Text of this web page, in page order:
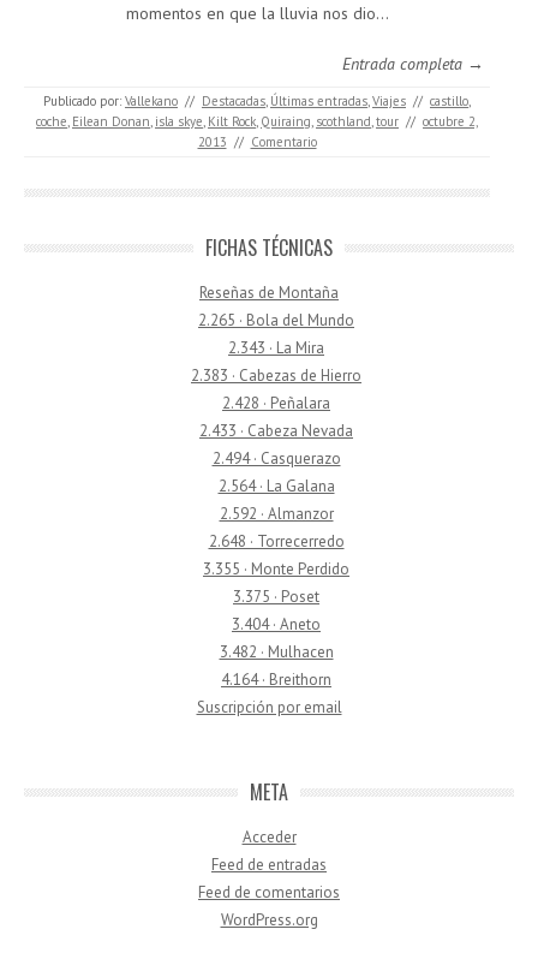
momentos en que la lluvia nos dio…
Entrada completa →
Publicado por: Vallekano // Destacadas Últimas entradas Viajes // castillo
coche Eilean Donan isla skye Kilt Rock Quiraing scothland tour // octubre 2,
2013 // Comentario
FICHAS TÉCNICAS
Reseñas de Montaña
2.265 · Bola del Mundo
2.343 · La Mira
2.383 · Cabezas de Hierro
2.428 · Peñalara
2.433 · Cabeza Nevada
2.494 · Casquerazo
2.564 · La Galana
2.592 · Almanzor
2.648 · Torrecerredo
3.355 · Monte Perdido
3.375 · Poset
3.404 · Aneto
3.482 · Mulhacen
4.164 · Breithorn
Suscripción por email
META
Acceder
Feed de entradas
Feed de comentarios
WordPress.org